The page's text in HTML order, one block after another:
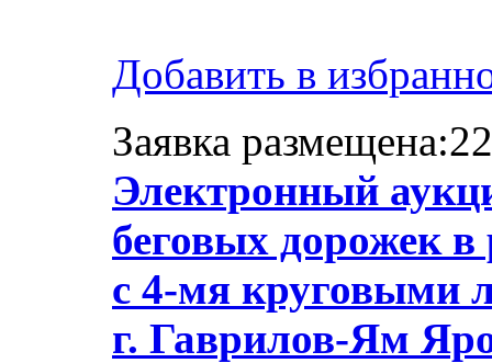
Добавить в
Заявка
Электронный
беговых дорожек в
с 4-мя круговыми
г. Гаврилов-Ям